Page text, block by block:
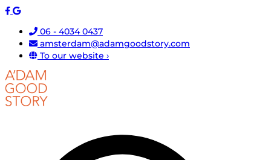
06 - 4034 0437
amsterdam@adamgoodstory.com
To our website ›